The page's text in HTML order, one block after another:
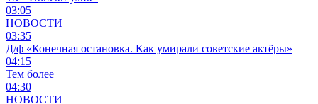
03:05
НОВОСТИ
03:35
Д/ф «Конечная остановка. Как умирали советские актёры»
04:15
Тем более
04:30
НОВОСТИ